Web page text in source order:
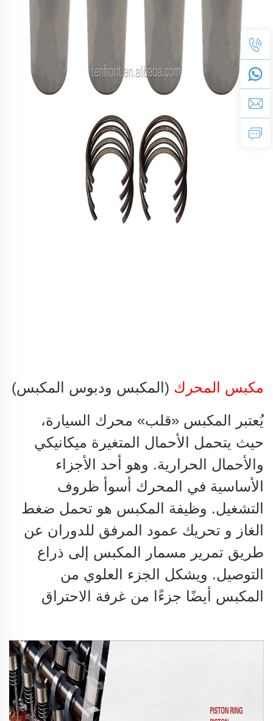
مكبس المحرك (المكبس ودبوس المكبس)
يُعتبر المكبس «قلب» محرك السيارة،
حيث يتحمل الأحمال المتغيرة ميكانيكي
والأحمال الحرارية. وهو أحد الأجزاء
الأساسية في المحرك أسوأ ظروف
التشغيل. وظيفة المكبس هو تحمل ضغط
الغاز و تحريك عمود المرفق للدوران عن
طريق تمرير مسمار المكبس إلى ذراع
التوصيل. ويشكل الجزء العلوي من
المكبس أيضًا جزءًا من غرفة الاحتراق